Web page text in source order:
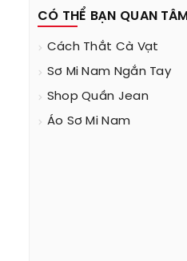
CÓ THỂ BẠN QUAN TÂM
Cách Thắt Cà Vạt
Sơ Mi Nam Ngắn Tay
Shop Quần Jean
Áo Sơ Mi Nam